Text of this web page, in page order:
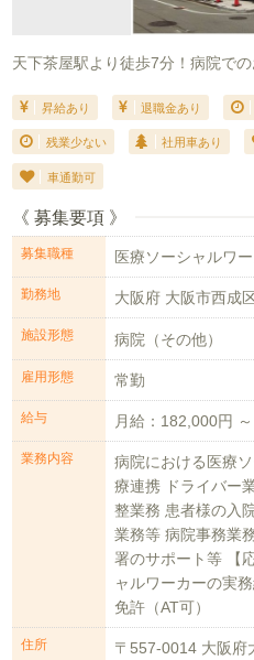
天下茶屋駅より徒歩7分！病院で
昇給あり 退職金あり
残業少ない 社用車あり
車通勤可
《 募集要項 》
募集職種 医療ソーシャルワー
勤務地 大阪府 大阪市西成
施設形態 病院（その他）
雇用形態 常勤
給与 月給：182,000円
業務内容
病院における医療
療連携 ドライバー
整業務 患者様の入
業務等 病院事務業
署のサポート等 【
ャルワーカーの実
免許（AT可）
住所 〒557-0014 大阪府